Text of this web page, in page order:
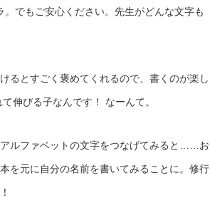
でもご安心ください。先生がどんな文字も
るとすごく褒めてくれるので、書くのが楽し
伸びる子なんです！ なーんて。
ルファベットの文字をつなげてみると……お
を元に自分の名前を書いてみることに。修行